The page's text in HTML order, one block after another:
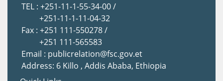
TEL : +251-11-1-55-34-00 /
+251-11-1-11-04-32
Fax : +251 111-550278 /
+251 111-565583
Email : publicrelation@fsc.gov.et
Address: 6 Killo , Addis Ababa, Ethiopia